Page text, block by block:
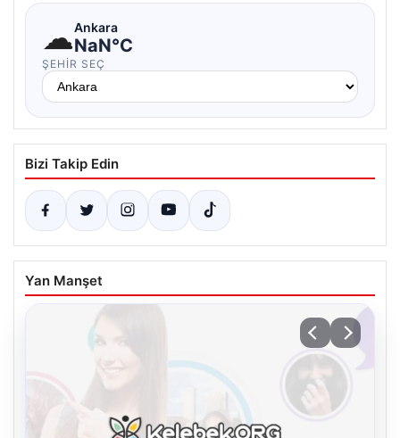
☁Ankara
NaN°C
ŞEHIR SEÇ
Bizi Takip Edin
Yan Manşet